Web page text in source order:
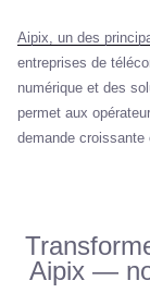
Aipix, un des
entreprises de
numérique et des
permet aux
demande croissante
Aipix —